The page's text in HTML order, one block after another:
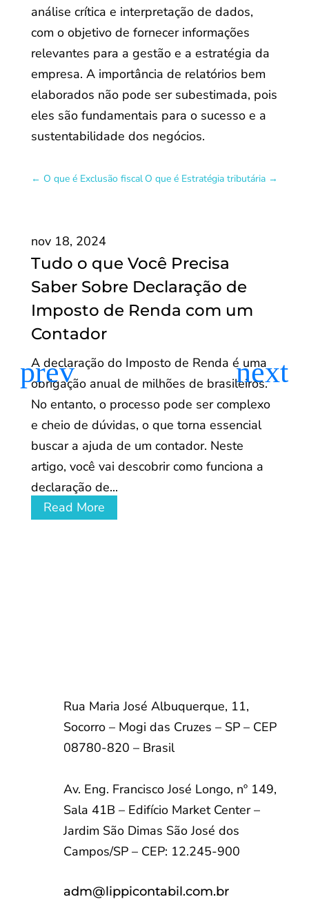
análise crítica e interpretação de dados,
com o objetivo de fornecer informações
relevantes para a gestão e a estratégia da
empresa. A importância de relatórios bem
elaborados não pode ser subestimada, pois
eles são fundamentais para o sucesso e a
sustentabilidade dos negócios.
← O que é Exclusão fiscalO que é Estratégia tributária →
nov 18, 2024
Tudo o que Você Precisa
Saber Sobre Declaração de
Imposto de Renda com um
Contador
A declaração do Imposto de Renda é uma
obrigação anual de milhões de brasileiros.
No entanto, o processo pode ser complexo
e cheio de dúvidas, o que torna essencial
buscar a ajuda de um contador. Neste
artigo, você vai descobrir como funciona a
declaração de...
Read More
Rua Maria José Albuquerque, 11,
Socorro – Mogi das Cruzes – SP – CEP
08780-820 – Brasil
Av. Eng. Francisco José Longo, nº 149,
Sala 41B – Edifício Market Center –
Jardim São Dimas São José dos
Campos/SP – CEP: 12.245-900
adm@lippicontabil.com.br